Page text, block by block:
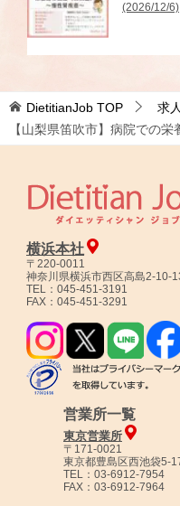
(2026/12/6)
DietitianJob TOP
求
【山梨県笛吹市】病院での
横浜本社
〒220-0011
神奈川県横浜市西区高島2-10-
TEL：045-451-3191
FAX：045-451-3291
営業所一覧
東京営業所
〒171-0021
東京都豊島区西池袋5-
TEL：03-6912-7954
FAX：03-6912-7964